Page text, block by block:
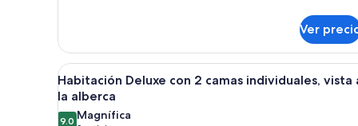
doble
Deluxe,
vista
a
alberca
Ver
Abrir
todas
las
Habitación de hotel con dos
7
Habitación Deluxe con 2 camas individuales, vista
la alberca
9.0 Magnífica